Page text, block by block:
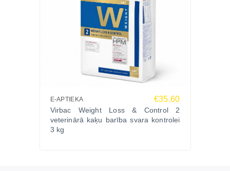
E-APTIEKA €35.60
Virbac Weight Loss & Control 2
veterinārā kaķu barība svara kontrolei
3 kg